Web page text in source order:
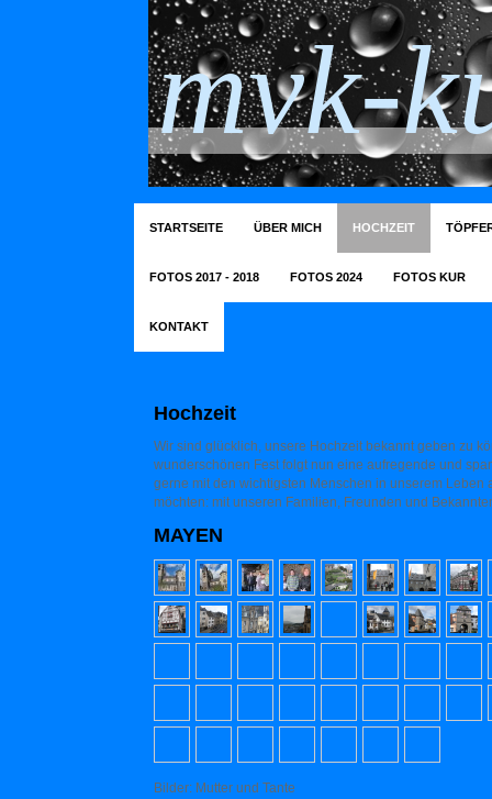
mvk-
STARTSEITE ÜBER MICH HOCHZEIT
FOTOS 2017 - 2018 FOTOS 2024 FOTOS KUR
KONTAKT
Hochzeit
Wir sind glücklich, unsere Hochzeit bekannt geben zu
wunderschönen Fest folgt nun eine aufregende und
gerne mit den wichtigsten Menschen in unserem Leben
möchten: mit unseren Familien, Freunden und
MAYEN
Bilder: Mutter und Tante